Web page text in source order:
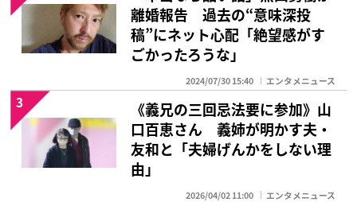
離婚報告 過去の“意味深投
稿”にネット心配「絶望感がす
ごかったろうな」
2024/07/30 15:40 エンタメニュース
《義兄の三回忌法要に参加》山
口百恵さん 義姉が明かす夫・
友和と「夫婦げんかをしない理
由」
2026/04/02 11:00 エンタメニュース
3